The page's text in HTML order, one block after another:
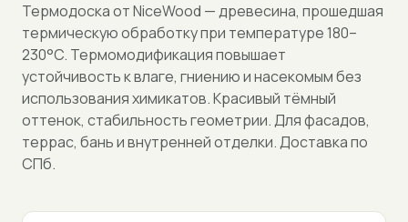
Термодоска от NiceWood — древесина, прошедшая
термическую обработку при температуре 180–
230°C. Термомодификация повышает
устойчивость к влаге, гниению и насекомым без
использования химикатов. Красивый тёмный
оттенок, стабильность геометрии. Для фасадов,
террас, бань и внутренней отделки. Доставка по
СПб.